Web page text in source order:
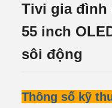
Tivi gia đình
55 inch
sôi động
Thông số kỹ